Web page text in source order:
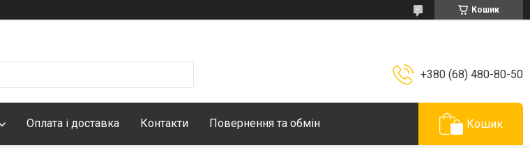
Кошик
+380 (68) 480-80-50
Оплата і доставка Контакти Повернення та обмін Кошик